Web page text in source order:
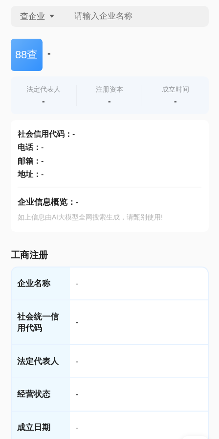
查企业
查企业
查产地
88查 -
法定代表人
-
注册资本
-
成立时间
-
社会信用代码： -
电话： -
邮箱： -
地址： -
企业信息概览： -
如上信息由AI大模型全网搜索生成，请甄别使用!
工商注册
企业名称 -
社会统一信
用代码
-
法定代表人 -
经营状态 -
成立日期 -